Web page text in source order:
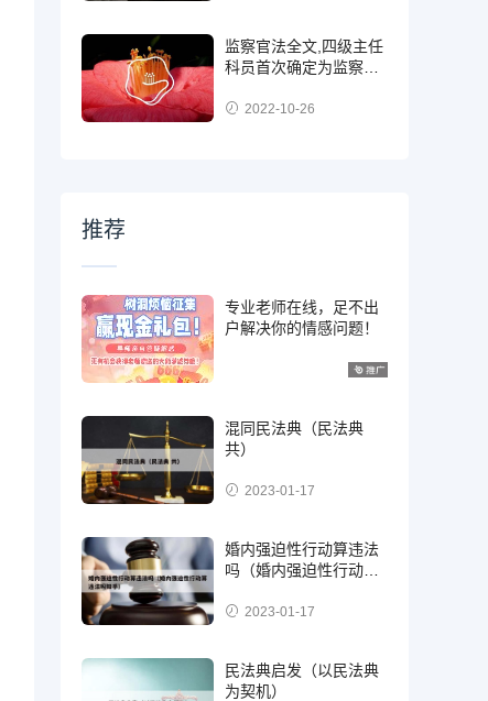
监察官法全文,四级主任
科员首次确定为监察
级?2022-10-26
推荐
专业老师在线，足不出
户解决你的情感问题！
混同民法典（民法典
共）
2023-01-17
婚内强迫性行动算违法
吗（婚内强迫性行动算
2023-01-17
民法典启发（以民法典
为契机）